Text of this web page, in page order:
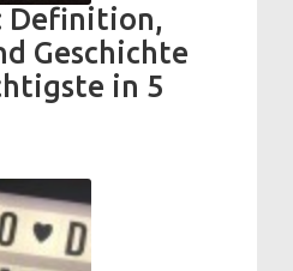
Definition,
Geschichte
in 5